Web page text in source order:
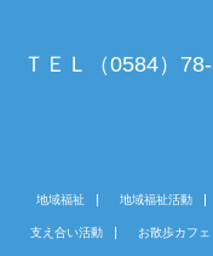
ＴＥＬ（0584）
地域福祉 地域福祉活動
支え合い活動 お散歩カフェ